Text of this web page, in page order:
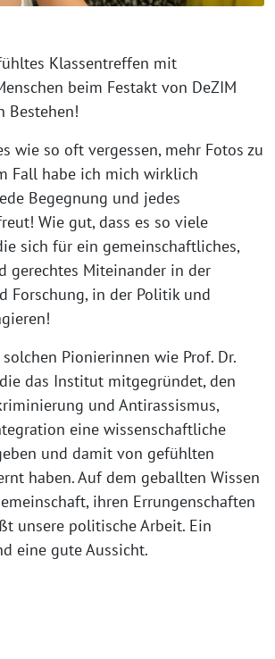
Klassentreffen mit
beim Festakt von DeZIM
Bestehen!
wie so oft vergessen, mehr Fotos zu
Fall habe ich mich wirklich
Begegnung und jedes
Wie gut, dass es so viele
sich für ein gemeinschaftliches,
gerechtes Miteinander in der
Forschung, in der Politik und
Pionierinnen wie Prof. Dr.
das Institut mitgegründet, den
und Antirassismus,
eine wissenschaftliche
und damit von gefühlten
haben. Auf dem geballten Wissen
ihren Errungenschaften
unsere politische Arbeit. Ein
eine gute Aussicht.⁩